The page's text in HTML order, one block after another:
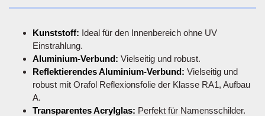
Kunststoff: Ideal für den Innenbereich ohne UV
Einstrahlung.
Aluminium-Verbund: Vielseitig und robust.
Reflektierendes Aluminium-Verbund: Vielseitig und
robust mit Orafol Reflexionsfolie der Klasse RA1, Aufbau
A.
Transparentes Acrylglas: Perfekt für Namensschilder.